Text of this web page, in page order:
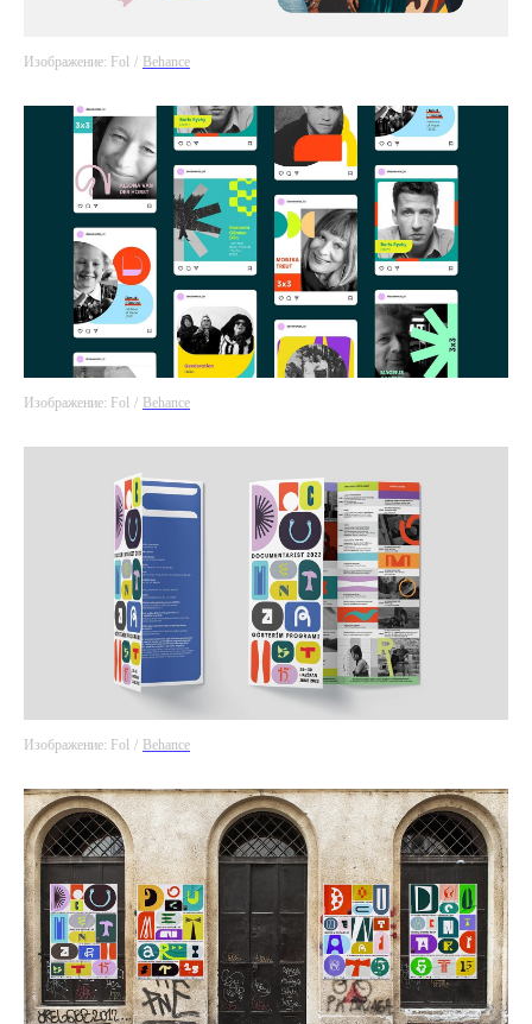
Изображение: Fol / Behance
Изображение: Fol / Behance
Изображение: Fol / Behance